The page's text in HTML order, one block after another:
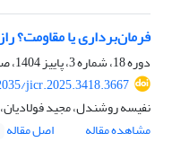
فرمان‌برداری یا مقاومت؟
دوره 18، شماره 3، پاییز 1404، صفحه
jicr.2025.3418.3667
نفیسه روشندل، مجید
مشاهده مقاله
اصل مقاله